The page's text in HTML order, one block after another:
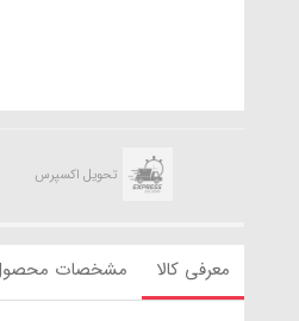
تحویل اکسپرس
معرفی کالا مشخصات